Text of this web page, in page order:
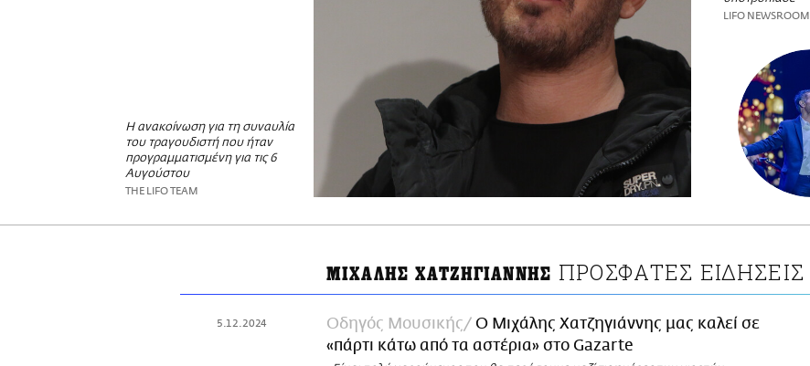
Η ανακοίνωση για τη συναυλία
του τραγουδιστή που ήταν
προγραμματισμένη για τις 6
Αυγούστου
THE LIFO TEAM
LIFO NEWSROOM
ΜΙΧΑΛΗΣ ΧΑΤΖΗΓΙΑΝΝΗΣ ΠΡΟΣΦΑΤΕΣ ΕΙΔΗΣΕΙΣ
5.12.2024 Οδηγός Μουσικής
Ο Μιχάλης Χατζηγιάννης μας καλεί σε
«πάρτι κάτω από τα αστέρια» στο Gazarte